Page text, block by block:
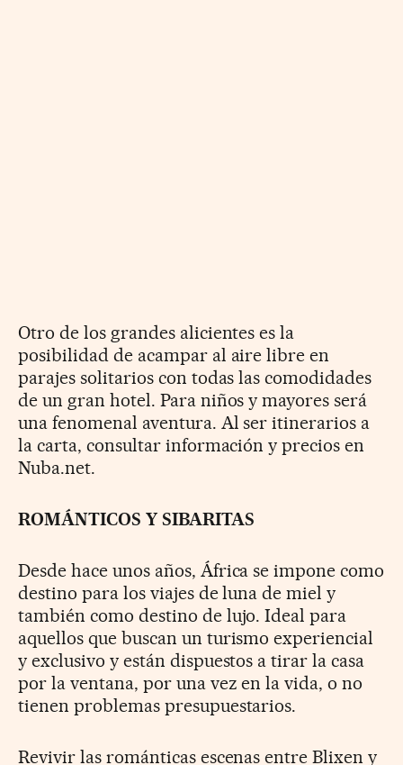
Otro de los grandes alicientes es la
posibilidad de acampar al aire libre en
parajes solitarios con todas las comodidades
de un gran hotel. Para niños y mayores será
una fenomenal aventura. Al ser itinerarios a
la carta, consultar información y precios en
Nuba.net.
ROMÁNTICOS Y SIBARITAS
Desde hace unos años, África se impone como
destino para los viajes de luna de miel y
también como destino de lujo. Ideal para
aquellos que buscan un turismo experiencial
y exclusivo y están dispuestos a tirar la casa
por la ventana, por una vez en la vida, o no
tienen problemas presupuestarios.
Revivir las románticas escenas entre Blixen y